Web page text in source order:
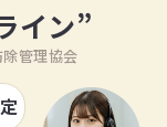
イン”
管理協会